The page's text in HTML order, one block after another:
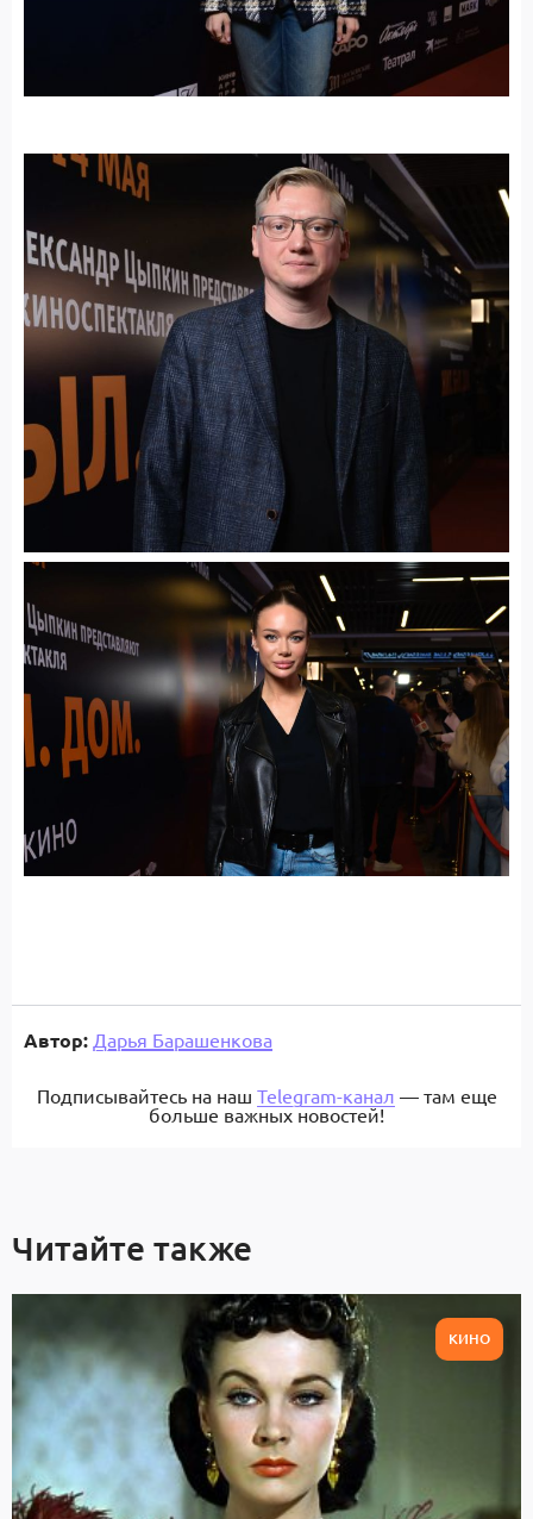
Автор: Дарья Барашенкова
Подписывайтесь на наш Telegram-канал — там еще
больше важных новостей!
Читайте также
КИНО